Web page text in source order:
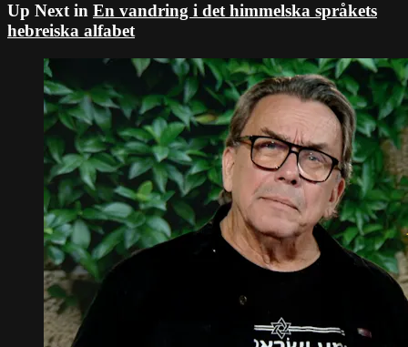
Up Next in En vandring i det himmelska språkets
hebreiska alfabet